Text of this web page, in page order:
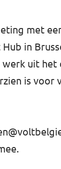
met
in
werk uit het
is voor